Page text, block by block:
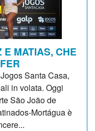
MATIAS, CHE
Santa Casa,
in volata. Oggi
São João de
Mortágua è